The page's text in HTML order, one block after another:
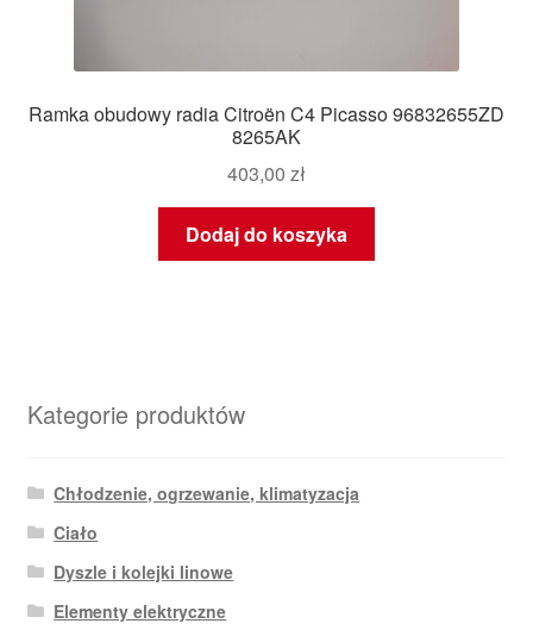
Ramka obudowy radia Citroën C4 Picasso 96832655ZD
8265AK
403,00 zł
Dodaj do koszyka
Kategorie produktów
Chłodzenie, ogrzewanie, klimatyzacja
Ciało
Dyszle i kolejki linowe
Elementy elektryczne